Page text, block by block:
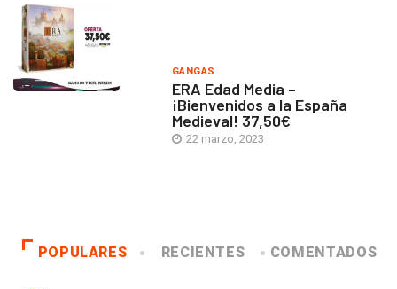
GANGAS
ERA Edad Media –
¡Bienvenidos a la España
Medieval! 37,50€
22 marzo, 2023
POPULARES RECIENTES COMENTADOS